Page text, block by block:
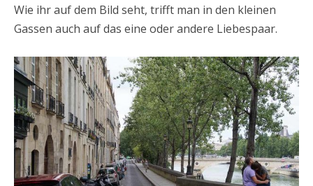
Wie ihr auf dem Bild seht, trifft man in den kleinen
Gassen auch auf das eine oder andere Liebespaar.